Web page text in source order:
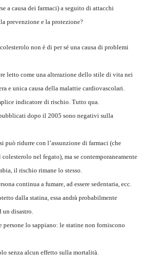
a causa dei farmaci) a seguito di attacchi
prevenzione e la protezione?
non è di per sé una causa di problemi
letto come una alterazione dello stile di vita nei
e unica causa della malattie cardiovascolari.
indicatore di rischio. Tutto qua.
dopo il 2005 sono negativi sulla
può ridurre con l’assunzione di farmaci (che
nel fegato), ma se contemporaneamente
il rischio rimane lo stesso.
continua a fumare, ad essere sedentaria, ecc.
dalla statina, essa andrà probabilmente
un disastro.
persone lo sappiano: le statine non forniscono
senza alcun effetto sulla mortalità.